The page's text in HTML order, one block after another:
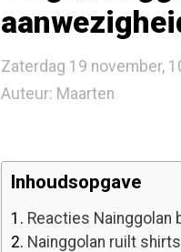
Zaterdag 19 november,
Auteur: Maarten
Inhoudsopgave
1. Reacties Nainggolan
2. Nainggolan ruilt